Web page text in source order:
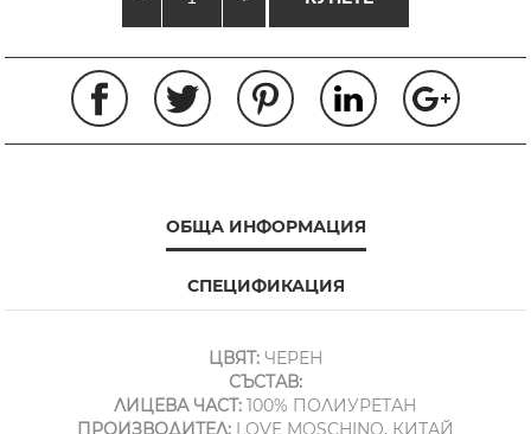
ОБЩА ИНФОРМАЦИЯ
СПЕЦИФИКАЦИЯ
ЦВЯТ:ЧЕРЕН
СЪСТАВ:
ЛИЦЕВА ЧАСТ: 100% ПОЛИУРЕТАН
ПРОИЗВОДИТЕЛ: LOVE MOSCHINO, КИТАЙ